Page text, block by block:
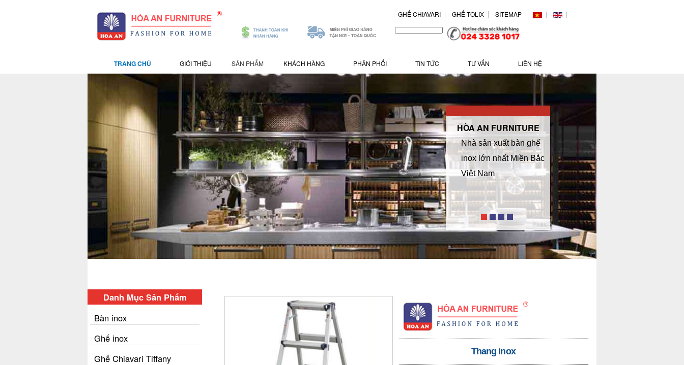
GHẾ CHIAVARI GHẾ TOLIX SITEMAP
TRANG CHỦ GIỚI THIỆU SẢN PHẨM KHÁCH HÀNG PHÂN PHỐI TIN TỨC TƯ VẤN LIÊN HỆ
HÒA AN FURNITURE
Danh Mục Sản Phẩm
Bàn inox
Ghế inox
Ghế Chiavari Tiffany
Thang inox